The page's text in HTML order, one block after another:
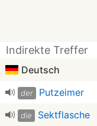
Indirekte Treffer
Deutsch
der Putzeimer
die Sektflasche